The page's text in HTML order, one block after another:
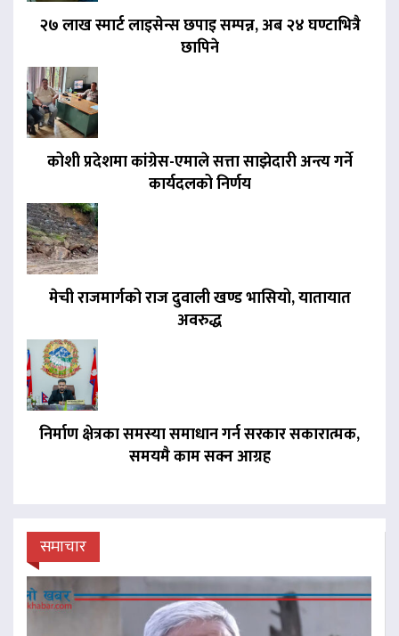
२७ लाख स्मार्ट लाइसेन्स छपाइ सम्पन्न, अब २४ घण्टाभित्रै
छापिने
कोशी प्रदेशमा कांग्रेस-एमाले सत्ता साझेदारी अन्त्य गर्ने
कार्यदलको निर्णय
मेची राजमार्गको राज दुवाली खण्ड भासियो, यातायात
अवरुद्ध
निर्माण क्षेत्रका समस्या समाधान गर्न सरकार सकारात्मक,
समयमै काम सक्न आग्रह
समाचार